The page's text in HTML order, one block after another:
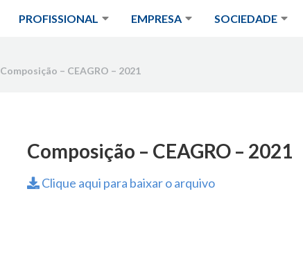
PROFISSIONAL EMPRESA SOCIEDADE
Composição – CEAGRO – 2021
Composição – CEAGRO – 2021
Clique aqui para baixar o arquivo